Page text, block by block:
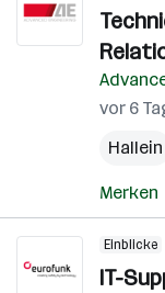
vor 6
Hallein
Merken
Einblicke
IT-